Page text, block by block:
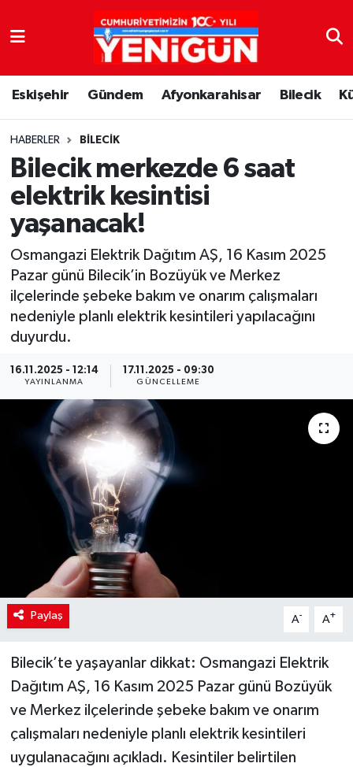
Eskişehir Gündem Afyonkarahisar Bilecik
HABERLER BILECIK
Bilecik merkezde 6 saat
elektrik kesintisi
yaşanacak!
Osmangazi Elektrik Dağıtım AŞ, 16 Kasım 2025
Pazar günü Bilecik’in Bozüyük ve Merkez
ilçelerinde şebeke bakım ve onarım çalışmaları
nedeniyle planlı elektrik kesintileri yapılacağını
duyurdu.
16.11.2025 - 12:14
YAYINLANMA
17.11.2025 - 09:30
GÜNCELLEME
Paylaş A- A+
Bilecik’te yaşayanlar dikkat: Osmangazi Elektrik
Dağıtım AŞ, 16 Kasım 2025 Pazar günü Bozüyük
ve Merkez ilçelerinde şebeke bakım ve onarım
çalışmaları nedeniyle planlı elektrik kesintileri
uygulanacağını açıkladı. Kesintiler belirtilen
Nöbetçi Eczaneler
Hava Durumu
Trafik Durumu
Süper Lig Puan Durumu ve Fikstür
Tüm Manşetler
Son Dakika Haberleri
Haber Arşivi